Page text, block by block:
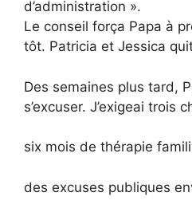
d’administration ».
Le conseil força Papa à
tôt. Patricia et Jessica
Des semaines plus tard,
s’excuser. J’exigeai trois
six mois de thérapie
des excuses publiques